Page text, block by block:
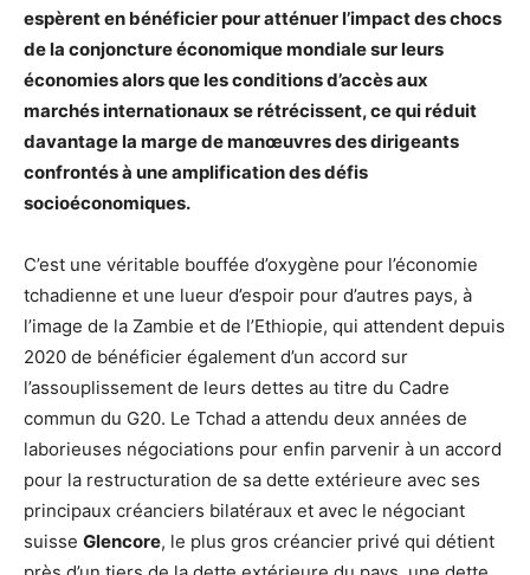
espèrent en bénéficier pour atténuer l’impact des chocs
de la conjoncture économique mondiale sur leurs
économies alors que les conditions d’accès aux
marchés internationaux se rétrécissent, ce qui réduit
davantage la marge de manœuvres des dirigeants
confrontés à une amplification des défis
socioéconomiques.
C’est une véritable bouffée d’oxygène pour l’économie
tchadienne et une lueur d’espoir pour d’autres pays, à
l’image de la Zambie et de l’Ethiopie, qui attendent depuis
2020 de bénéficier également d’un accord sur
l’assouplissement de leurs dettes au titre du Cadre
commun du G20. Le Tchad a attendu deux années de
laborieuses négociations pour enfin parvenir à un accord
pour la restructuration de sa dette extérieure avec ses
principaux créanciers bilatéraux et avec le négociant
suisse Glencore, le plus gros créancier privé qui détient